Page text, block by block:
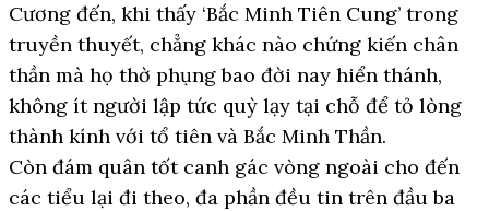
Cương đến, khi thấy ‘Bắc Minh Tiên Cung’ trong
truyền thuyết, chẳng khác nào chứng kiến chân
thần mà họ thờ phụng bao đời nay hiển thánh,
không ít người lập tức quỳ lạy tại chỗ để tỏ lòng
thành kính với tổ tiên và Bắc Minh Thần.
Còn đám quân tốt canh gác vòng ngoài cho đến
các tiểu lại đi theo, đa phần đều tin trên đầu ba